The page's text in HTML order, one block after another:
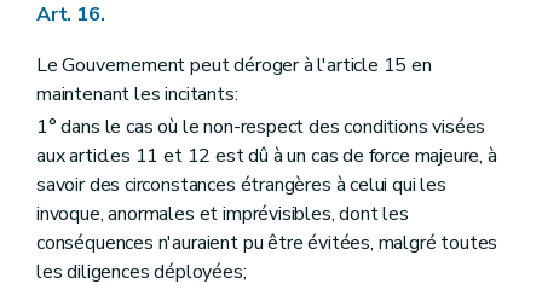
Art. 16.
Le Gouvernement peut déroger à l'article 15 en
maintenant les incitants:
1° dans le cas où le non-respect des conditions visées
aux articles 11 et 12 est dû à un cas de force majeure, à
savoir des circonstances étrangères à celui qui les
invoque, anormales et imprévisibles, dont les
conséquences n'auraient pu être évitées, malgré toutes
les diligences déployées;